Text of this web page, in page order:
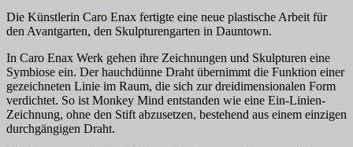
Die Künstlerin Caro Enax fertigte eine neue plastische Arbeit für
den Avantgarten, den Skulpturengarten in Dauntown.
In Caro Enax Werk gehen ihre Zeichnungen und Skulpturen eine
Symbiose ein. Der hauchdünne Draht übernimmt die Funktion einer
gezeichneten Linie im Raum, die sich zur dreidimensionalen Form
verdichtet. So ist Monkey Mind entstanden wie eine Ein-Linien-
Zeichnung, ohne den Stift abzusetzen, bestehend aus einem einzigen
durchgängigen Draht.